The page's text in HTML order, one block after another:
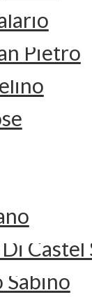
Pietro
Castel
Sabino